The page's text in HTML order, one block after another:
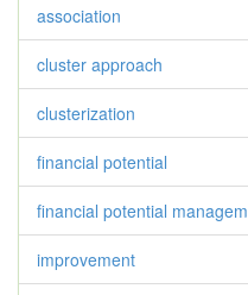
association
cluster approach
clusterization
financial potential
financial potential
improvement